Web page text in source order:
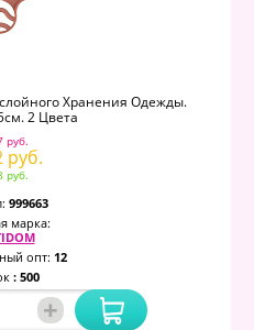
Хранения Одежды.
2 Цвета
руб.
руб.
руб.
999663
марка:
опт: 12
: 500
+